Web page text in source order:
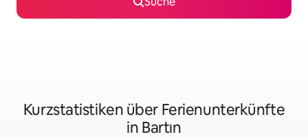
Kurzstatistiken über Ferienunterkünfte
in Bartın